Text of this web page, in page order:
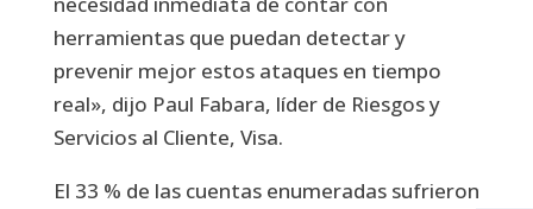
herramientas que puedan detectar y
prevenir mejor estos ataques en tiempo
real», dijo Paul Fabara, líder de Riesgos y
Servicios al Cliente, Visa.
El 33 % de las cuentas enumeradas sufrieron